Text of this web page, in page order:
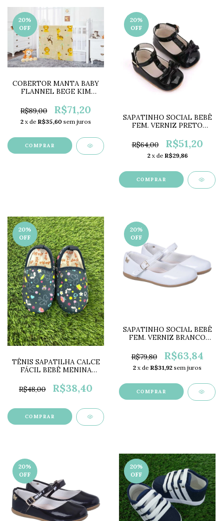
20%
OFF
COBERTOR MANTA BABY
FLANNEL BEGE KIM
R$89,00
R$71,20
2 x de R$35,60 sem juros
20%
OFF
SAPATINHO SOCIAL BEBÊ
FEM. VERNIZ PRETO
R$64,00
R$51,20
2 x de R$29,86
COMPRAR
20%
OFF
TÊNIS SAPATILHA CALCE
FÁCIL BEBÊ MENINA
LC0569
R$48,00 R$38,40
COMPRAR
20%
OFF
SAPATINHO SOCIAL BEBÊ
FEM. VERNIZ BRANCO
R$79,80
R$63,84
2 x de R$31,92 sem juros
COMPRAR
20%
OFF
20%
OFF